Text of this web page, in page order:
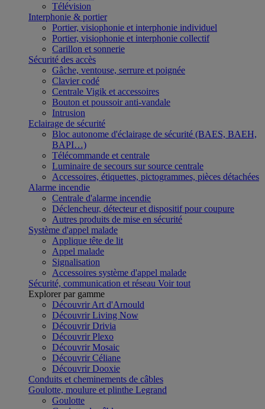
Télévision
Interphonie & portier
Portier, visiophonie et interphonie individuel
Portier, visiophonie et interphonie collectif
Carillon et sonnerie
Sécurité des accès
Gâche, ventouse, serrure et poignée
Clavier codé
Centrale Vigik et accessoires
Bouton et poussoir anti-vandale
Intrusion
Eclairage de sécurité
Bloc autonome d'éclairage de sécurité (BAES, BAEH,
BAPI…)
Télécommande et centrale
Luminaire de secours sur source centrale
Accessoires, étiquettes, pictogrammes, pièces détachées
Alarme incendie
Centrale d'alarme incendie
Déclencheur, détecteur et dispositif pour coupure
Autres produits de mise en sécurité
Système d'appel malade
Applique tête de lit
Appel malade
Signalisation
Accessoires système d'appel malade
Sécurité, communication et réseau Voir tout
Explorer par gamme
Découvrir Art d'Arnould
Découvrir Living Now
Découvrir Drivia
Découvrir Plexo
Découvrir Mosaic
Découvrir Céliane
Découvrir Dooxie
Conduits et cheminements de câbles
Goulotte, moulure et plinthe Legrand
Goulotte